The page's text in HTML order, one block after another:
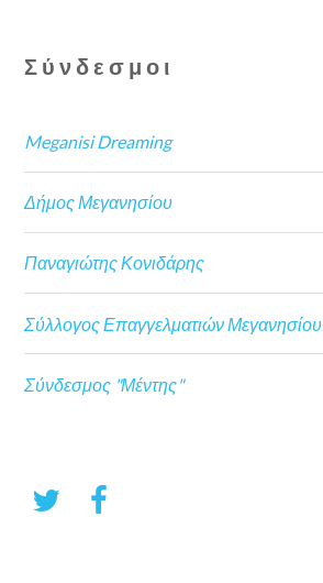
Σύνδεσμοι
Meganisi Dreaming
Δήμος Μεγανησίου
Παναγιώτης Κονιδάρης
Σύλλογος Επαγγελματιών Μεγανησίου
Σύνδεσμος "Μέντης"